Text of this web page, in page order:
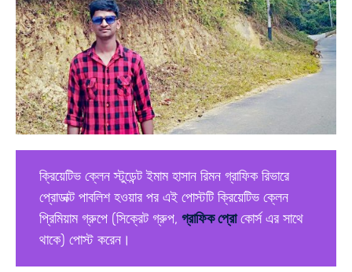
ক্রিয়েটিভ ক্লেন স্টুডেন্ট ইমাম হাসান রিমন গ্রাফিক রিভারে
প্রোডাক্ট পাবলিশ হওয়ার পর এই পোস্টটি ক্রিয়েটিভ ক্লেন
প্রিমিয়াম গ্রুপে (সিক্রেট গ্রুপ, গ্রাফিক প্রোকোর্স এর সাথে
থাকে) পোস্ট করেন।